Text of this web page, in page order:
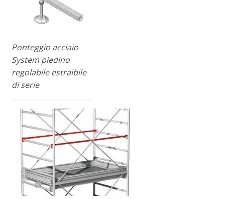
Ponteggio acciaio
System piedino
regolabile estraibile
di serie